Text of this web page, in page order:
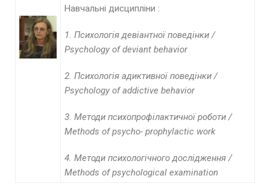
Навчальні дисципліни :
1. Психологія девіантної поведінки /
Psychology of deviant behavior
2. Психологія адиктивної поведінки /
Psychology of addictive behavior
3. Методи психопрофілактичної роботи /
Methods of psycho- prophylactic work
4. Методи психологічного дослідження /
Methods of psychological examination